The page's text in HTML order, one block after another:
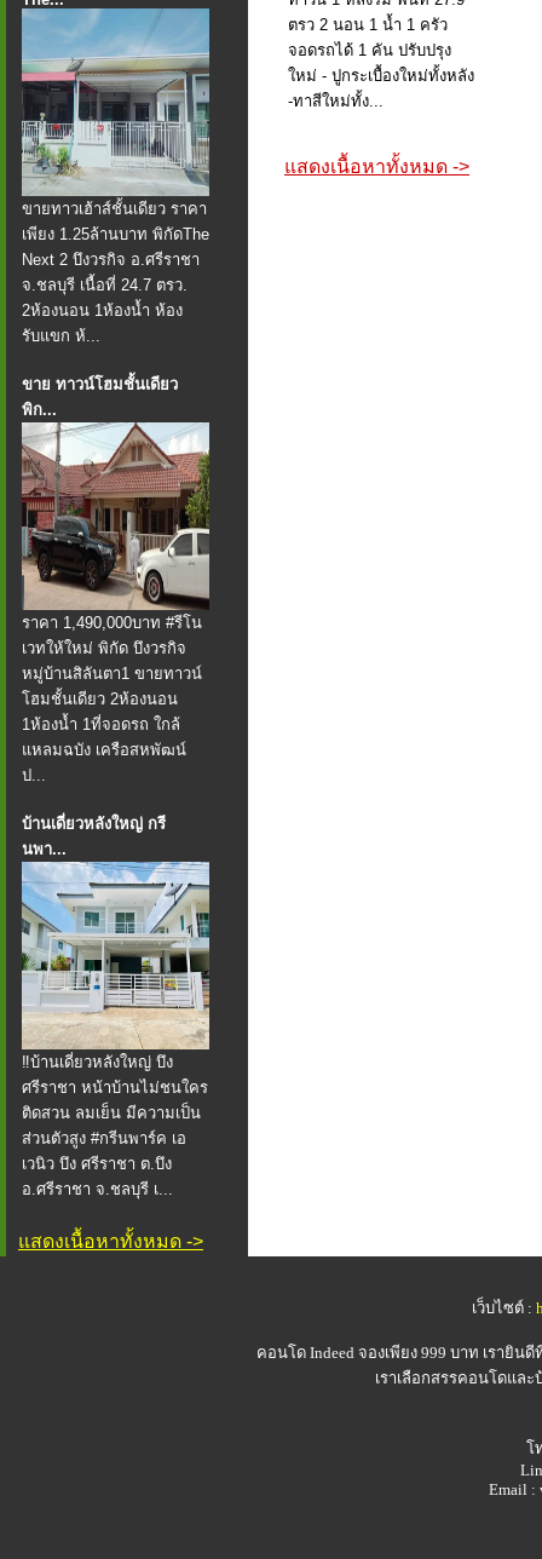
ขายทาวเฮ้าส์ชั้นเดียว ราคา
เพียง 1.25ล้านบาท พิกัดThe
Next 2 บึงวรกิจ อ.ศรีราชา
จ.ชลบุรี เนื้อที่ 24.7 ตรว.
2ห้องนอน 1ห้องน้ำ ห้อง
รับแขก ห้...
ขาย ทาวน์โฮมชั้นเดียว
พิก...
ราคา 1,490,000บาท #รีโน
เวทให้ใหม่ พิกัด บึงวรกิจ
หมู่บ้านสิลันตา1 ขายทาวน์
โฮมชั้นเดียว 2ห้องนอน
1ห้องน้ำ 1ที่จอดรถ ใกล้
แหลมฉบัง เครือสหพัฒน์
ป...
บ้านเดี่ยวหลังใหญ่ กรี
นพา...
‼️บ้านเดี่ยวหลังใหญ่ บึง
ศรีราชา หน้าบ้านไม่ชนใคร
ติดสวน ลมเย็น มีความเป็น
ส่วนตัวสูง #กรีนพาร์ค เอ
เวนิว บึง ศรีราชา ต.บึง
อ.ศรีราชา จ.ชลบุรี เ...
แสดงเนื้อหาทั้งหมด ->
ตรว 2 นอน 1 น้ำ 1 ครัว
จอดรถได้ 1 คัน ปรับปรุง
ใหม่ - ปูกระเบื้องใหม่ทั้งหลัง
-ทาสีใหม่ทั้ง...
แสดงเนื้อหาทั้งหมด ->
เว็บไซต์ :
คอนโด Indeedจองเพียง 999 บาท เรายิน
เราเลือกสรรคอนโดแล
โ
Email :